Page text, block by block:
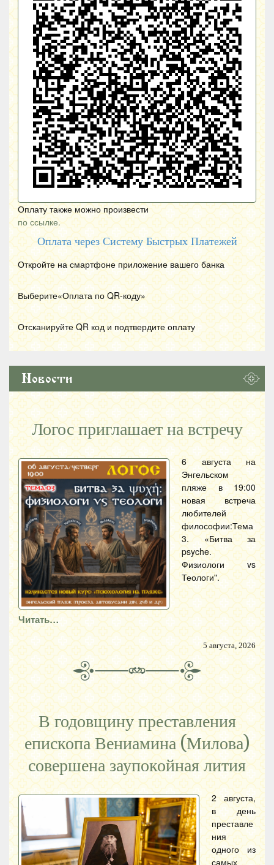
Оплату также можно произвести
по ссылке.
Оплата через Систему Быстрых Платежей
Откройте на смартфоне приложение вашего банка
Выберите«Оплата по QR-коду»
Отсканируйте QR код и подтвердите оплату
Новости
Логос приглашает на встречу
6 августа на
Энгельском
пляже в 19:00
новая встреча
любителей
философии:Тема
3. «Битва за
psyche.
Физиологи vs
Теологи".
Читать…
5 августа, 2026
В годовщину преставления
епископа Вениамина (Милова)
совершена заупокойная лития
2 августа,
в день
преставле
ния
одного из
самых